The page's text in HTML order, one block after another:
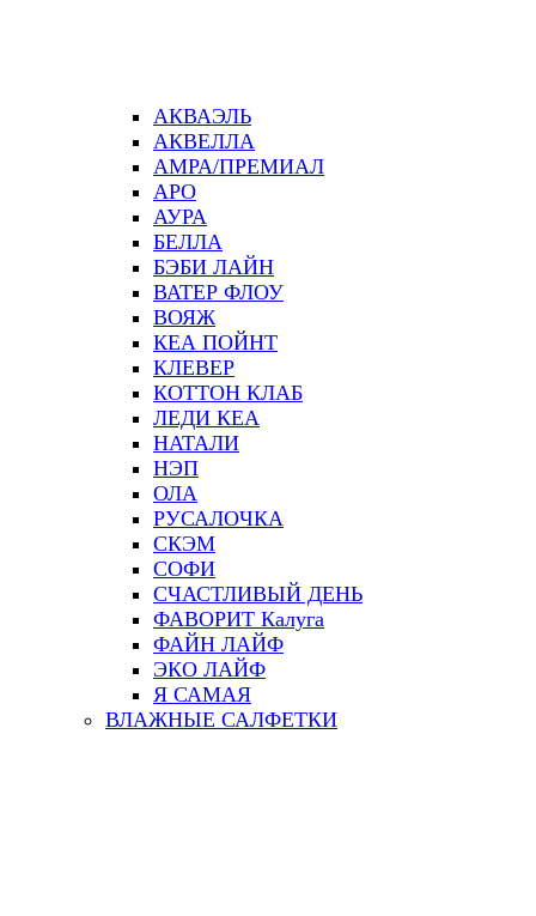
АКВАЭЛЬ
АКВЕЛЛА
АМРА/ПРЕМИАЛ
АРО
АУРА
БЕЛЛА
БЭБИ ЛАЙН
ВАТЕР ФЛОУ
ВОЯЖ
КЕА ПОЙНТ
КЛЕВЕР
КОТТОН КЛАБ
ЛЕДИ КЕА
НАТАЛИ
НЭП
ОЛА
РУСАЛОЧКА
СКЭМ
СОФИ
СЧАСТЛИВЫЙ ДЕНЬ
ФАВОРИТ Калуга
ФАЙН ЛАЙФ
ЭКО ЛАЙФ
Я САМАЯ
ВЛАЖНЫЕ САЛФЕТКИ